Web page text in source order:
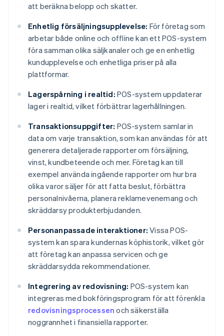
att beräkna belopp och skatter.
Enhetlig försäljningsupplevelse: För företag som
arbetar både online och offline kan ett POS-system
föra samman olika säljkanaler och ge en enhetlig
kundupplevelse och enhetliga priser på alla
plattformar.
Lagerspårning i realtid: POS-system uppdaterar
lager i realtid, vilket förbättrar lagerhållningen.
Transaktionsuppgifter: POS-system samlar in
data om varje transaktion, som kan användas för att
generera detaljerade rapporter om försäljning,
vinst, kundbeteende och mer. Företag kan till
exempel använda ingående rapporter om hur bra
olika varor säljer för att fatta beslut, förbättra
personalnivåerna, planera reklamevenemang och
skräddarsy produkterbjudanden.
Personanpassade interaktioner: Vissa POS-
system kan spara kundernas köphistorik, vilket gör
att företag kan anpassa servicen och ge
skräddarsydda rekommendationer.
Integrering av redovisning: POS-system kan
integreras med bokföringsprogram för att förenkla
redovisningsprocessen och säkerställa
noggrannhet i finansiella rapporter.